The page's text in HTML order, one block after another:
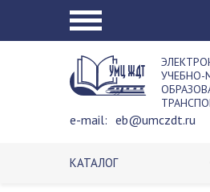
УЧЕБНО-
e-mail: eb@umczdt.ru
КАТАЛОГ